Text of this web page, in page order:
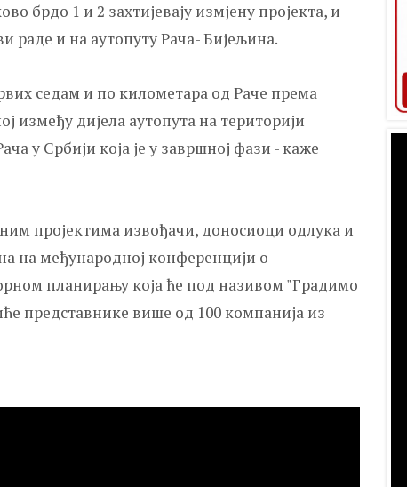
брдо 1 и 2 захтијевају измјену пројекта, и
раде и на аутопуту Рача- Бијељина.
седам и по километара од Раче према
између дијела аутопута на територији
у Србији која је у завршној фази - каже
пројектима извођачи, доносиоци одлука и
на међународној конференцији о
планирању која ће под називом "Градимо
представнике више од 100 компанија из